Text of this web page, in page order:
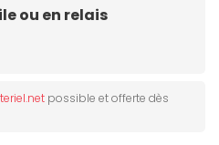
ou en relais
possible et offerte dès